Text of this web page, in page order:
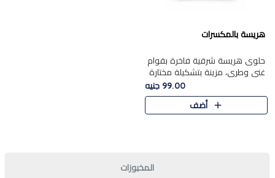
هريسة بالمكسرات
حلوى هريسة شرقية فاخرة بقوام
غني وطري، مزينة بتشكيلة مختارة
من المكسرات الفاخرة التي تضيف
قرمشة مميزة ونكهة غنية في كل
قطعة. تجمع بين المذاق..
99.00 جنيه
أضف
المخبوزات